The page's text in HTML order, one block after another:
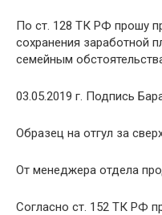
По ст. 128 ТК РФ прошу
сохранения заработной
семейным
03.05.2019 г. Подпись
Образец на отгул за
От менеджера отдела
Согласно ст. 152 ТК РФ